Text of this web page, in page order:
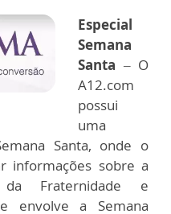
Especial
Semana
Santa – O
A12.com
possui
uma
Santa, onde o
informações sobre a
da Fraternidade e
envolve a Semana